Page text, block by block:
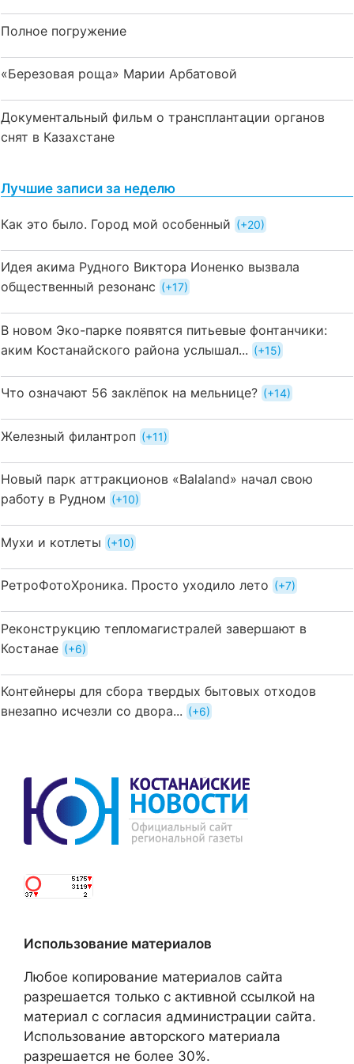
Полное погружение
«Березовая роща» Марии Арбатовой
Документальный фильм о трансплантации органов
снят в Казахстане
Лучшие записи за неделю
Как это было. Город мой особенный +20
Идея акима Рудного Виктора Ионенко вызвала
общественный резонанс
+17
В новом Эко-парке появятся питьевые фонтанчики:
аким Костанайского района услышал...
+15
Что означают 56 заклёпок на мельнице? +14
Железный филантроп +11
Новый парк аттракционов «Balaland» начал свою
работу в Рудном
+10
Мухи и котлеты +10
РетроФотоХроника. Просто уходило лето +7
Реконструкцию тепломагистралей завершают в
Костанае
+6
Контейнеры для сбора твердых бытовых отходов
внезапно исчезли со двора...
+6
Использование материалов
Любое копирование материалов сайта
разрешается только с активной ссылкой на
материал с согласия администрации сайта.
Использование авторского материала
разрешается не более 30%.